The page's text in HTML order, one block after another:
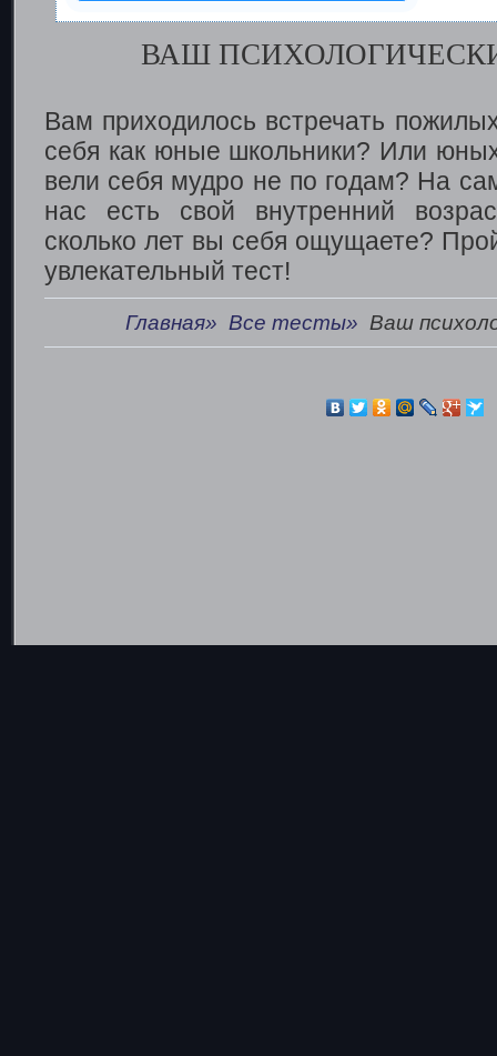
ВАШ
Вам приходилось встречать
себя как юные школьники? Или
вели себя мудро не по годам? На
нас есть свой внутренний
сколько лет вы себя ощущаете?
увлекательный тест!
Главная» Все тесты» Ваш